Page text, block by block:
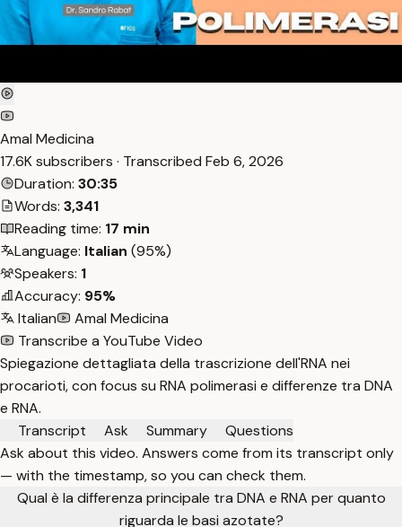
Amal Medicina
17.6K subscribers · Transcribed Feb 6, 2026
Duration: 30:35
Words: 3,341
Reading time: 17 min
Language: Italian (95%)
Speakers: 1
Accuracy: 95%
Italian
Amal Medicina
Transcribe a YouTube Video
Spiegazione dettagliata della trascrizione dell'RNA nei
procarioti, con focus su RNA polimerasi e differenze tra DNA
e RNA.
Transcript
Ask Summary
Questions
Ask about this video. Answers come from its transcript only
— with the timestamp, so you can check them.
Qual è la differenza principale tra DNA e RNA per quanto
riguarda le basi azotate?